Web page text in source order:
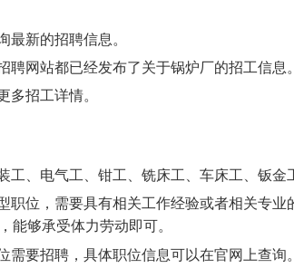
新的招聘信息。
网站都已经发布了关于锅炉厂的招工信息。
多招工详情。
、电气工、钳工、铣床工、车床工、钣金
职位，需要具有相关工作经验或者相关专
能够承受体力劳动即可。
要招聘，具体职位信息可以在官网上查询。